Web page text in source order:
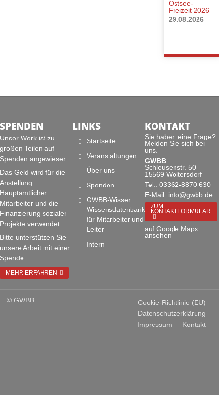
Ostsee-
Freizeit 2026
29.08.2026
SPENDEN
Unser Werk ist zu
großen Teilen auf
Spenden angewiesen.
Das Geld wird für die
Anstellung
Hauptamtlicher
Mitarbeiter und die
Finanzierung sozialer
Projekte verwendet.
Bitte unterstützen Sie
unsere Arbeit mit einer
Spende.
MEHR ERFAHREN
LINKS
Startseite
Veranstaltungen
Über uns
Spenden
GWBB-Wissen
Wissensdatenbank
für Mitarbeiter und
Leiter
Intern
KONTAKT
Sie haben eine Frage?
Melden Sie sich bei
uns.
GWBB
Schleusenstr. 50,
15569 Woltersdorf
Tel.: 03362-8870 630
E-Mail: info@gwbb.de
ZUM
KONTAKTFORMULAR
auf Google Maps
ansehen
© GWBB
Cookie-Richtlinie (EU)
Datenschutzerklärung
Impressum
Kontakt